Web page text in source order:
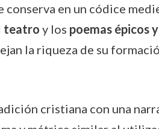
en un códice
teatro y los poemas épicos
la riqueza de su
cristiana con una